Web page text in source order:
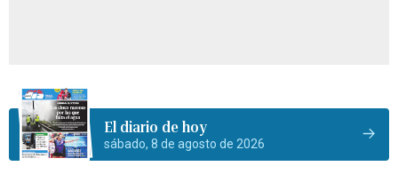
El diario de hoy
sábado, 8 de agosto de 2026